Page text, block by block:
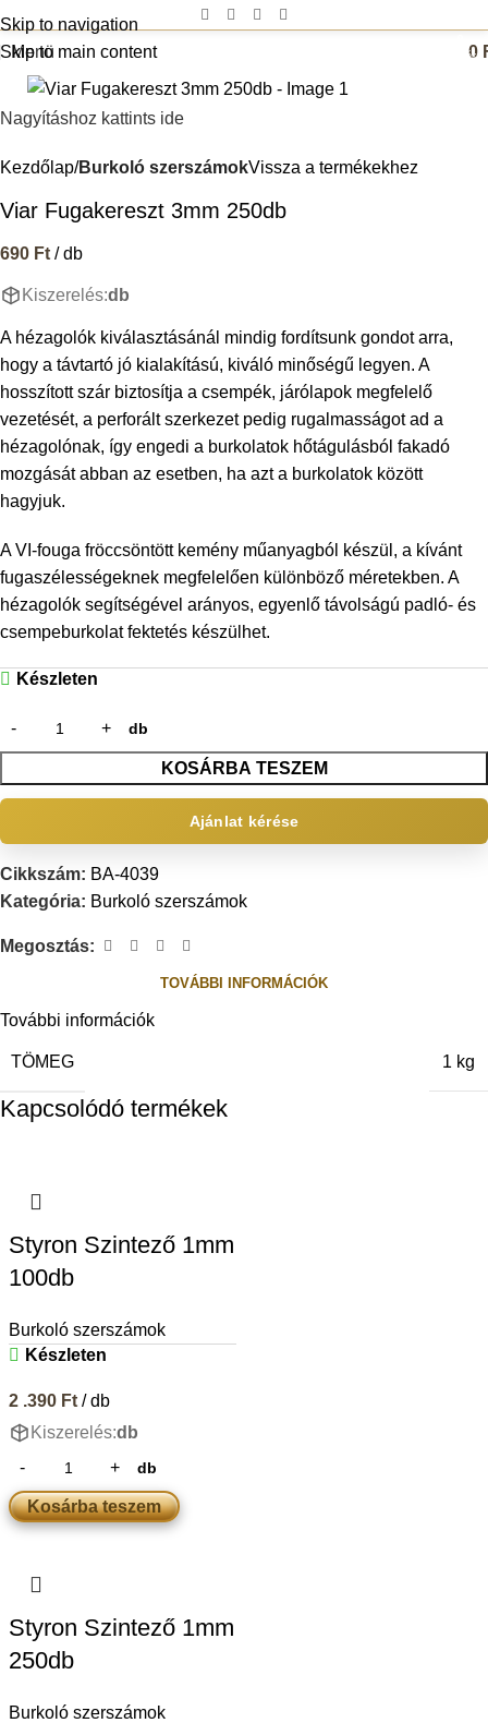
Skip to navigation
Skip to main content
Menü
termék
0
Nagyításhoz kattints ide
Kezdőlap Burkoló szerszámokVissza a termékekhez
Viar Fugakereszt 3mm 250db
690 Ft / db
Kiszerelés:db
A hézagolók kiválasztásánál mindig fordítsunk gondot arra,
hogy a távtartó jó kialakítású, kiváló minőségű legyen. A
hosszított szár biztosítja a csempék, járólapok megfelelő
vezetését, a perforált szerkezet pedig rugalmasságot ad a
hézagolónak, így engedi a burkolatok hőtágulásból fakadó
mozgását abban az esetben, ha azt a burkolatok között
hagyjuk.
A VI-fouga fröccsöntött kemény műanyagból készül, a kívánt
fugaszélességeknek megfelelően különböző méretekben. A
hézagolók segítségével arányos, egyenlő távolságú padló- és
csempeburkolat fektetés készülhet.
Készleten
db
KOSÁRBA TESZEM
Ajánlat kérése
Cikkszám: BA-4039
Kategória: Burkoló szerszámok
Megosztás:
TOVÁBBI INFORMÁCIÓK
További információk
TÖMEG 1 kg
Kapcsolódó termékek
Styron Szintező 1mm
100db
Burkoló szerszámok
Készleten
2 .390 Ft/ db
Kiszerelés:db
db
Kosárba teszem
Styron Szintező 1mm
250db
Burkoló szerszámok